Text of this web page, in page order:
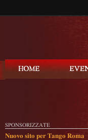
SPONSORIZZATE
Nuovo sito per Tango Roma